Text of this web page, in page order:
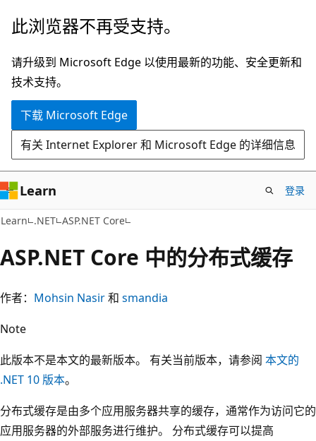
跳
主
要
内
此浏览器不再受支持。
请升级到 Microsoft Edge 以使用最新的功能、安全更新和
技术支持。
下载 Microsoft Edge
有关 Internet Explorer 和 Microsoft Edge 的详细信息
Learn 登录
Learn .NET ASP.NET Core
ASP.NET Core 中的分布式缓存
作者： Mohsin Nasir和 smandia
Note
此版本不是本文的最新版本。 有关当前版本，请参阅 本文的
.NET 10 版本。
分布式缓存是由多个应用服务器共享的缓存，通常作为访问它的
应用服务器的外部服务进行维护。 分布式缓存可以提高